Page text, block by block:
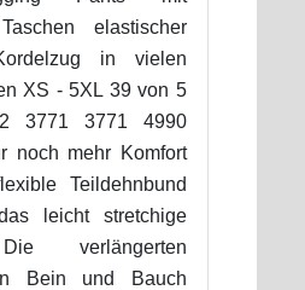
elastischer
in vielen
XS - 5XL 39 von 5
3771 3771 4990
noch mehr Komfort
Teildehnbund
leicht stretchige
verlängerten
Bein und Bauch